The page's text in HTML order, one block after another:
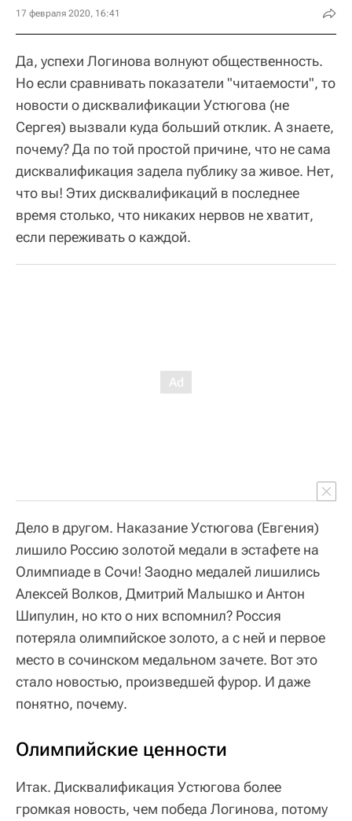
17 февраля 2020, 16:41
Да, успехи Логинова волнуют общественность.
Но если сравнивать показатели "читаемости", то
новости о дисквалификации Устюгова (не
Сергея) вызвали куда больший отклик. А знаете,
почему? Да по той простой причине, что не сама
дисквалификация задела публику за живое. Нет,
что вы! Этих дисквалификаций в последнее
время столько, что никаких нервов не хватит,
если переживать о каждой.
Дело в другом. Наказание Устюгова (Евгения)
лишило Россию золотой медали в эстафете на
Олимпиаде в Сочи! Заодно медалей лишились
Алексей Волков, Дмитрий Малышко и Антон
Шипулин, но кто о них вспомнил? Россия
потеряла олимпийское золото, а с ней и первое
место в сочинском медальном зачете. Вот это
стало новостью, произведшей фурор. И даже
понятно, почему.
Олимпийские ценности
Итак. Дисквалификация Устюгова более
громкая новость, чем победа Логинова, потому